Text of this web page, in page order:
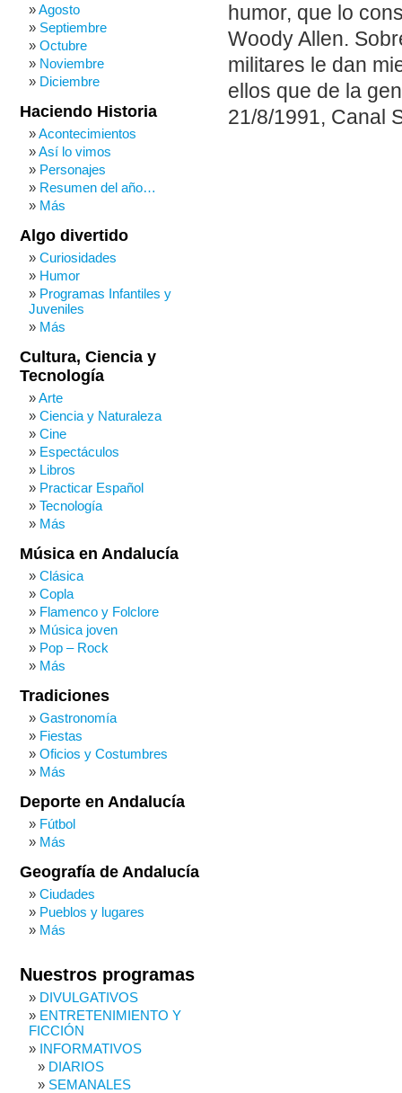
humor, que lo
Woody Allen.
militares le dan
ellos que de la
21/8/1991, Canal
Agosto
Septiembre
Octubre
Noviembre
Diciembre
Haciendo Historia
Acontecimientos
Así lo vimos
Personajes
Resumen del año…
Más
Algo divertido
Curiosidades
Humor
Programas Infantiles y
Juveniles
Más
Cultura, Ciencia y
Tecnología
Arte
Ciencia y Naturaleza
Cine
Espectáculos
Libros
Practicar Español
Tecnología
Más
Música en Andalucía
Clásica
Copla
Flamenco y Folclore
Música joven
Pop – Rock
Más
Tradiciones
Gastronomía
Fiestas
Oficios y Costumbres
Más
Deporte en Andalucía
Fútbol
Más
Geografía de Andalucía
Ciudades
Pueblos y lugares
Más
Nuestros programas
DIVULGATIVOS
ENTRETENIMIENTO Y
FICCIÓN
INFORMATIVOS
DIARIOS
SEMANALES